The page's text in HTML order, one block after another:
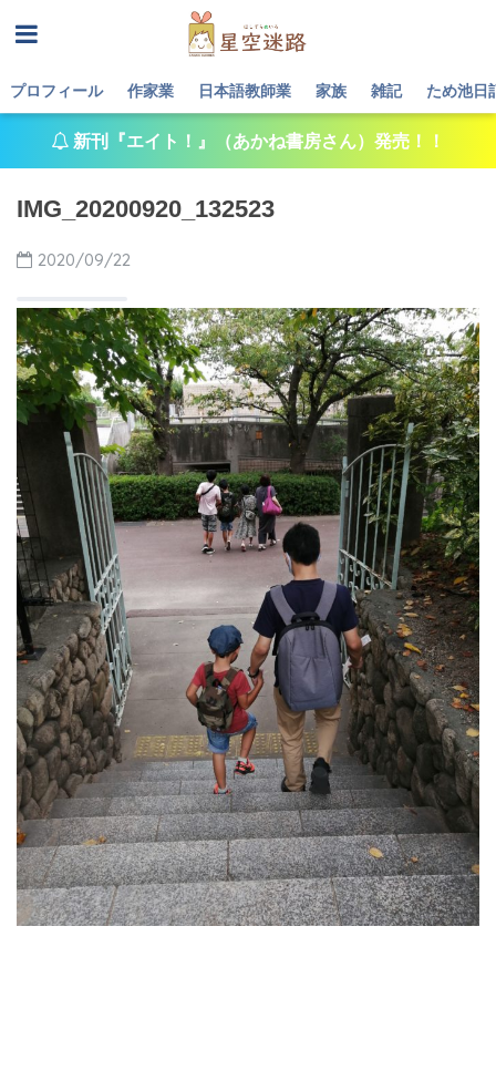
プロフィール 作家業 日本語教師業 家族 雑記 ため池日
新刊『エイト！』（あかね書房さん）発売！！
IMG_20200920_132523
2020/09/22